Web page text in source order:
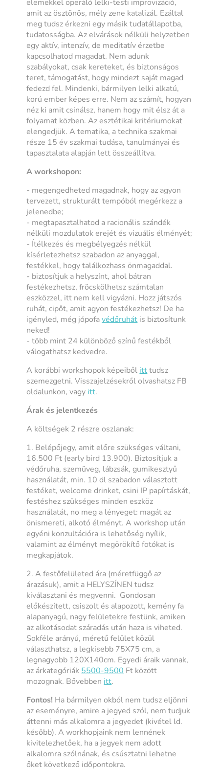
elemekkel operáló lelki-testi improvizáció,
amit az ösztönös, mély zene katalizál. Ezáltal
meg tudsz érkezni egy másik tudatállapotba,
tudatosságba. Az elvárások nélküli helyzetben
egy aktív, intenzív, de meditatív érzetbe
kapcsolhatod magadat. Nem adunk
szabályokat, csak kereteket, és biztonságos
teret, támogatást, hogy mindezt saját magad
fedezd fel. Mindenki, bármilyen lelki alkatú,
korú ember képes erre. Nem az számít, hogyan
néz ki amit csinálsz, hanem hogy mit élsz át a
folyamat közben. Az esztétikai kritériumokat
elengedjük. A tematika, a technika szakmai
része 15 év szakmai tudása, tanulmányai és
tapasztalata alapján lett összeállítva.
A workshopon:
- megengedheted magadnak, hogy az agyon
tervezett, strukturált tempóból megérkezz a
jelenedbe;
- megtapasztalhatod a racionális szándék
nélküli mozdulatok erejét és vizuális élményét;
- Ítélkezés és megbélyegzés nélkül
kísérletezhetsz szabadon az anyaggal,
festékkel, hogy találkozhass önmagaddal.
- biztosítjuk a helyszínt, ahol bátran
festékezhetsz, fröcskölhetsz számtalan
eszközzel, itt nem kell vigyázni. Hozz játszós
ruhát, cipőt, amit agyon festékezhetsz! De ha
igényled, még jópofavédőruhát is biztosítunk
neked!
- több mint 24 különböző színű festékből
válogathatsz kedvedre.
A korábbi workshopok képeiből itttudsz
szemezgetni. Visszajelzésekről olvashatsz FB
oldalunkon, vagy itt.
Árak és jelentkezés
A költségek 2 részre oszlanak:
1. Belépőjegy, amit előre szükséges váltani,
16.500 Ft (early bird 13.900). Biztosítjuk a
védőruha, szemüveg, lábzsák, gumikesztyű
használatát, min. 10 dl szabadon választott
festéket, welcome drinket, csini IP papírtáskát,
festéshez szükséges minden eszköz
használatát, no meg a lényeget: magát az
önismereti, alkotó élményt. A workshop után
egyéni konzultációra is lehetőség nyílik,
valamint az élményt megörökítő fotókat is
megkapjátok.
2. A festőfelületed ára (méretfüggő az
árazásuk), amit a HELYSZÍNEN tudsz
kiválasztani és megvenni. Gondosan
előkészített, csiszolt és alapozott, kemény fa
alapanyagú, nagy felületekre festünk, amiken
az alkotásodat száradás után haza is viheted.
Sokféle arányú, méretű felület közül
választhatsz, a legkisebb 75X75 cm, a
legnagyobb 120X140cm. Egyedi áraik vannak,
az árkategóriák 5500-9500 Ft között
mozognak. Bővebben itt.
Fontos! Ha bármilyen okból nem tudsz eljönni
az eseményre, amire a jegyed szól, nem tudjuk
áttenni más alkalomra a jegyedet (kivétel ld.
később). A workhopjaink nem lennének
kivitelezhetőek, ha a jegyek nem adott
alkalomra szólnának, és csúsztatni lehetne
őket következő időpontokra.